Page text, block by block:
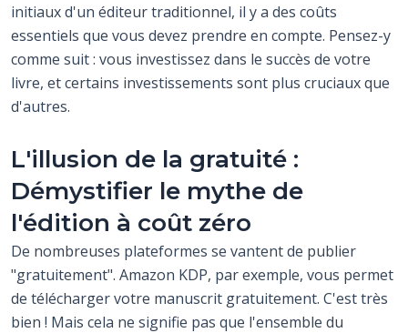
initiaux d'un éditeur traditionnel, il y a des coûts
essentiels que vous devez prendre en compte. Pensez-y
comme suit : vous investissez dans le succès de votre
livre, et certains investissements sont plus cruciaux que
d'autres.
L'illusion de la gratuité :
Démystifier le mythe de
l'édition à coût zéro
De nombreuses plateformes se vantent de publier
"gratuitement". Amazon KDP, par exemple, vous permet
de télécharger votre manuscrit gratuitement. C'est très
bien ! Mais cela ne signifie pas que l'ensemble du